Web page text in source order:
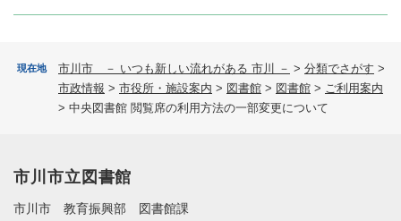
現在地 市川市 － いつも新しい流れがある 市川 － > 分類でさがす >
市政情報 > 市役所・施設案内 > 図書館 > 図書館 > ご利用案内
> 中央図書館 閲覧席の利用方法の一部変更について
市川市立図書館
市川市 教育振興部 図書館課